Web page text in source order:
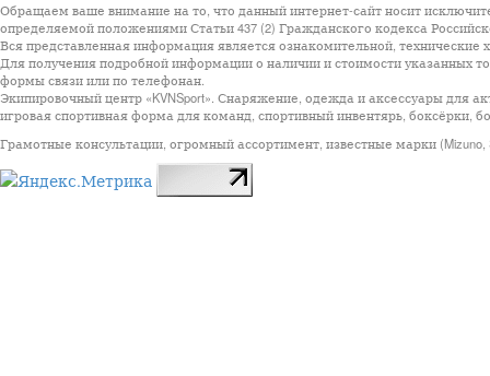
Обращаем ваше внимание на то, что данный интернет-сайт носит
определяемой положениями Статьи 437 (2) Гражданского кодекса
Вся представленная информация является ознакомительной, технические
Для получения подробной информации о наличии и стоимости указанных
формы связи или по телефонан.
Экипировочный центр «KVNSport». Снаряжение, одежда и аксессуары для
игровая спортивная форма для команд, спортивный инвентярь, боксёрки,
Грамотные консультации, огромный ассортимент, известные марки (Mizuno,